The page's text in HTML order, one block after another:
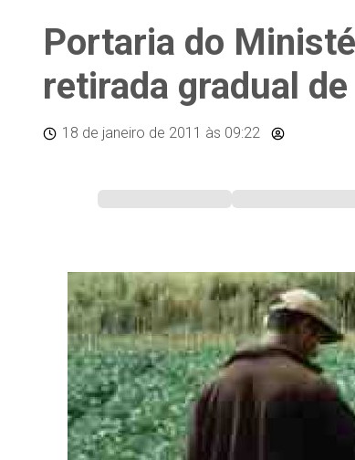
Portaria do
retirada gradual
18 de janeiro de 2011 às 09:22